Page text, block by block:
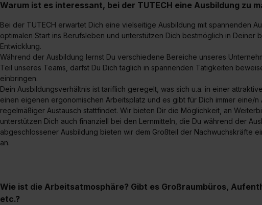
Warum ist es interessant, bei der TUTECH eine Ausbildung zu
Bei der TUTECH erwartet Dich eine vielseitige Ausbildung mit spannenden
optimalen Start ins Berufsleben und unterstützen Dich bestmöglich in Deiner
Entwicklung.
Während der Ausbildung lernst Du verschiedene Bereiche unseres
Teil unseres Teams, darfst Du Dich täglich in spannenden Tätigkeiten
einbringen.
Dein Ausbildungsverhältnis ist tariflich geregelt, was sich u.a. in einer
einen eigenen ergonomischen Arbeitsplatz und es gibt für Dich immer eine/
regelmäßiger Austausch stattfindet. Wir bieten Dir die Möglichkeit, an
unterstützen Dich auch finanziell bei den Lernmitteln, die Du während der
abgeschlossener Ausbildung bieten wir dem Großteil der Nachwuchskräfte
an.
Wie ist die Arbeitsatmosphäre? Gibt es Großraumbüros,
etc.?